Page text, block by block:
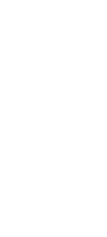
aos favoritos